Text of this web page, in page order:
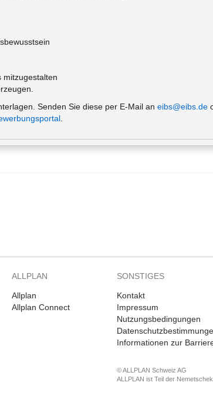
mitzugestalten
Senden Sie diese per E-Mail an eibs@eibs.de
ALLPLAN
Allplan
Allplan Connect
SONSTIGES
Kontakt
Impressum
Nutzungsbedingungen
Informationen zur
© ALLPLAN Schweiz AG
ALLPLAN ist Teil der